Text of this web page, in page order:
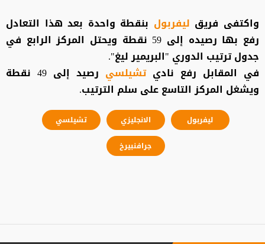
واكتفى فريق ليفربول بنقطة واحدة بعد هذا التعادل
رفع بها رصيده إلى 59 نقطة ويحتل المركز الرابع في
جدول ترتيب الدوري "البريمير ليغ".
في المقابل رفع نادي تشيلسي
رصيد إلى 49 نقطة
ويشغل المركز التاسع على سلم الترتيب.
ليفربول الانجليزي
تشيلسي
جرافنبيرخ